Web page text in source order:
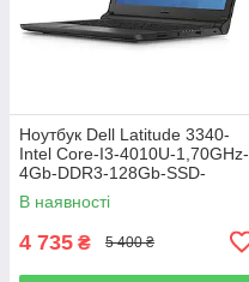
Ноутбук Dell Latitude 3340-
Intel Core-I3-4010U-1,70GHz-
4Gb-DDR3-128Gb-SSD-
W13.3-Web-(B)-Б/B
В наявності
4 735 ₴ 5 400 ₴